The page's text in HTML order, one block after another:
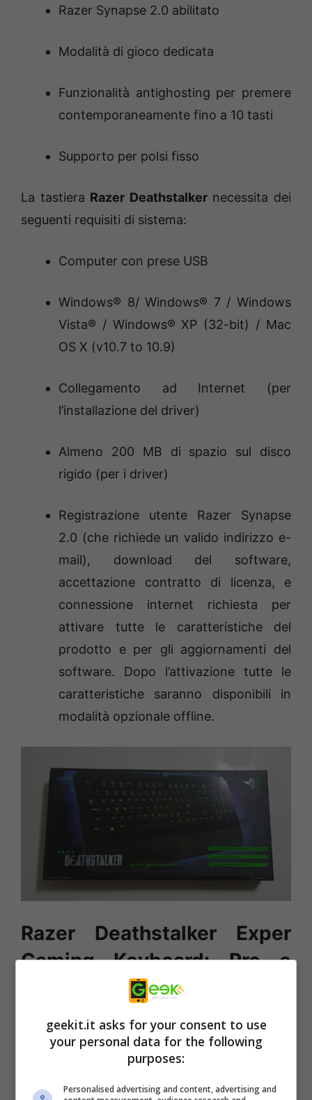
Razer Synapse 2.0 abilitato
Modalità di gioco dedicata
Funzionalità antighosting per premere
contemporaneamente fino a 10 tasti
Supporto per polsi fisso
La tastiera Razer Deathstalkernecessita dei
seguenti requisiti di sistema:
Computer con prese USB
Windows® 8/ Windows® 7 / Windows
Vista® / Windows® XP (32-bit) / Mac
OS X (v10.7 to 10.9)
Collegamento ad Internet (per
l’installazione del driver)
Almeno 200 MB di spazio sul disco
rigido (per i driver)
Registrazione utente Razer Synapse
2.0 (che richiede un valido indirizzo e-
mail), download del software,
accettazione contratto di licenza, e
connessione internet richiesta per
attivare tutte le caratteristiche del
prodotto e per gli aggiornamenti del
software. Dopo l’attivazione tutte le
caratteristiche saranno disponibili in
modalità opzionale offline.
Razer Deathstalker Exper
Gaming Keyboard: Pro e
Pro
Retroilluminazione LED verde dei tasti
completamente regolabile
geekit.it asks for your consent to use
your personal data for the following
purposes:
Personalised advertising and content, advertising and